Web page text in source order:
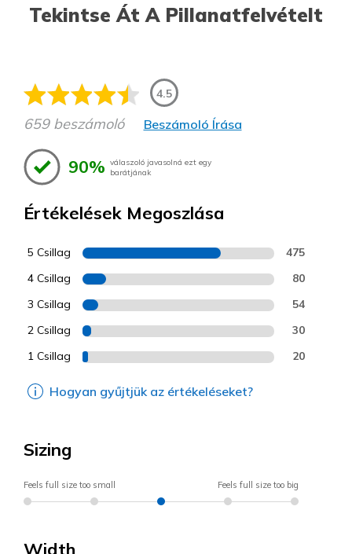
Tekintse Át A Pillanatfelvételt
4.5
659 beszámoló Beszámoló Írása
90% válaszoló javasolná ezt egy
barátjának
Értékelések Megoszlása
5 Csillag 475
4 Csillag 80
3 Csillag 54
2 Csillag 30
1 Csillag 20
Hogyan gyűjtjük az értékeléseket?
Sizing
Feels full size too small Feels full size too big
Width